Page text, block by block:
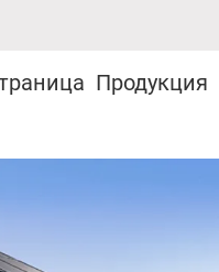
Продукция